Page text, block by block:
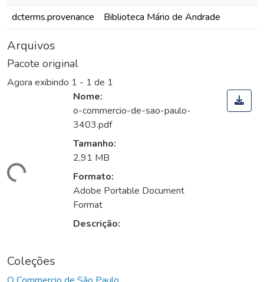
dcterms.provenance
Biblioteca Mário de Andrade
Arquivos
Pacote original
Agora exibindo 1 - 1 de 1
Nome:
o-commercio-de-sao-paulo-
3403.pdf
Tamanho:
2,91 MB
Formato:
Adobe Portable Document
Format
Descrição:
Coleções